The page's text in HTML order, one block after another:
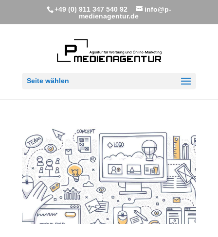
+49 (0) 911 347 540 92
info@p-
medienagentur.de
Seite wählen